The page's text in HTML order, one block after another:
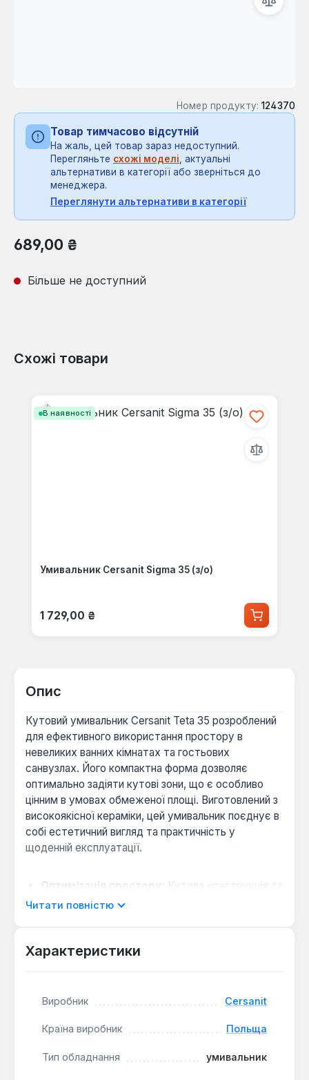
Номер продукту: 124370
Товар тимчасово відсутній
На жаль, цей товар зараз недоступний.
Перегляньте схожі моделі, актуальні
альтернативи в категорії або зверніться до
менеджера.
Переглянути альтернативи в категорії
Звичайна ціна:
689,00 ₴
Більше не доступний
Схожі товари
В наявності
Умивальник Cersanit Sigma 35 (з/о)
Звичайна ціна:
1 729,00 ₴
Опис
Кутовий умивальник Cersanit Teta 35 розроблений
для ефективного використання простору в
невеликих ванних кімнатах та гостьових
санвузлах. Його компактна форма дозволяє
оптимально задіяти кутові зони, що є особливо
цінним в умовах обмеженої площі. Виготовлений з
високоякісної кераміки, цей умивальник поєднує в
собі естетичний вигляд та практичність у
щоденній експлуатації.
Оптимізація простору:
Кутова конструкція та
підвісний спосіб монтажу забезпечують значну
рішення для малогабаритних приміщень.
високою міцністю, стійкістю до подряпин та
бруд і легко очищається, підтримуючи гігієну.
оснащена одним центральним отвором для
Читати повністю
Характеристики
Виробник Cersanit
Країна виробник Польща
Тип обладнання умивальник